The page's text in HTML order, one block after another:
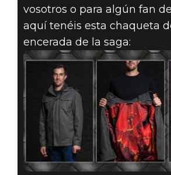
GUÍA DE
REGALOS
SLAYERS
–
CON
DEL DOOM
vosotros o para algún fan
aquí tenéis esta chaqueta
encerada de la saga: